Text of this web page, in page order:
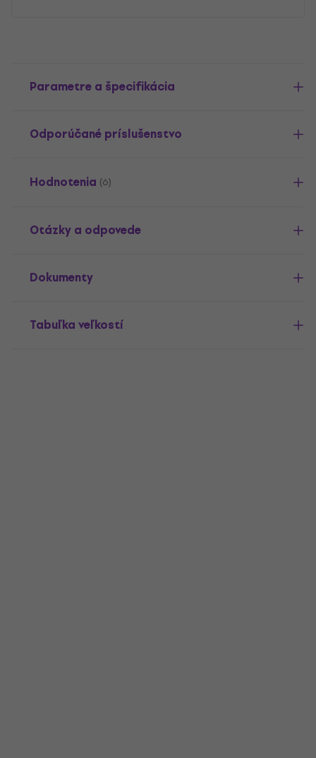
Parametre a špecifikácia
Odporúčané príslušenstvo
Hodnotenia (6)
Otázky a odpovede
Dokumenty
Tabuľka veľkostí